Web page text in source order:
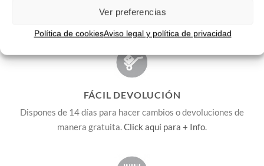
Ver preferencias
Política de cookiesAviso legal y política de privacidad
We ship to all EU countries.
FÁCIL DEVOLUCIÓN
Dispones de 14 días para hacer cambios o devoluciones de
manera gratuita.Click aquí para + Info.